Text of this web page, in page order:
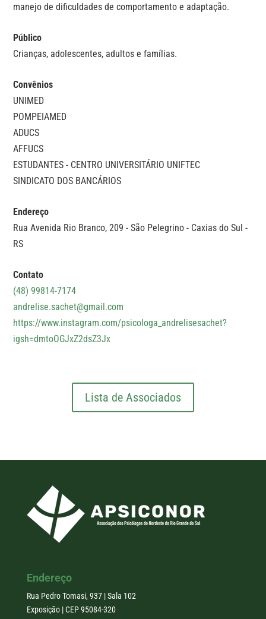
manejo de dificuldades de comportamento e adaptação.
Público
Crianças, adolescentes, adultos e famílias.
Convênios
UNIMED
POMPEIAMED
ADUCS
AFFUCS
ESTUDANTES - CENTRO UNIVERSITÁRIO UNIFTEC
SINDICATO DOS BANCÁRIOS
Endereço
Rua Avenida Rio Branco, 209 - São Pelegrino - Caxias do Sul -
RS
Contato
(48) 99814-7174
andrelise.sachet@gmail.com
https://www.instagram.com/psicologa_andrelisesachet?
igsh=dmtoOGJxZ2dsZ3Jx
Lista de Associados
Endereço
Rua Pedro Tomasi, 937 | Sala 102
Exposição | CEP 95084-320